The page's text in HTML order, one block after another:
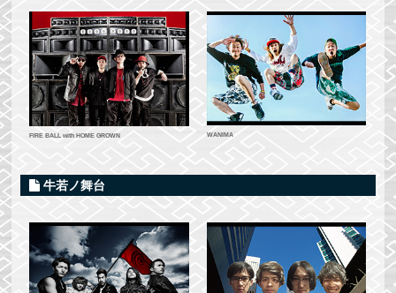
FIRE BALL with HOME GROWN WANIMA
牛若ノ舞台